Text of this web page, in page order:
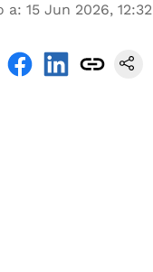
a: 15 Jun 2026, 12:32